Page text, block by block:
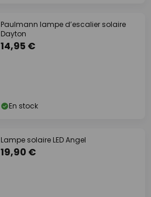
Paulmann lampe d’escalier solaire
Dayton
14,95 €
En stock
Lampe solaire LED Angel
19,90 €